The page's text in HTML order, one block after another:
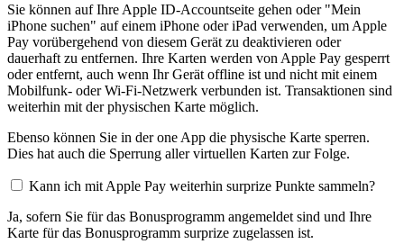
Sie können auf Ihre Apple ID-Accountseite gehen oder "Mein
iPhone suchen" auf einem iPhone oder iPad verwenden, um Apple
Pay vorübergehend von diesem Gerät zu deaktivieren oder
dauerhaft zu entfernen. Ihre Karten werden von Apple Pay gesperrt
oder entfernt, auch wenn Ihr Gerät offline ist und nicht mit einem
Mobilfunk- oder Wi-Fi-Netzwerk verbunden ist. Transaktionen sind
weiterhin mit der physischen Karte möglich.
Ebenso können Sie in der one App die physische Karte sperren.
Dies hat auch die Sperrung aller virtuellen Karten zur Folge.
Kann ich mit Apple Pay weiterhin surprize Punkte sammeln?
Ja, sofern Sie für das Bonusprogramm angemeldet sind und Ihre
Karte für das Bonusprogramm surprize zugelassen ist.